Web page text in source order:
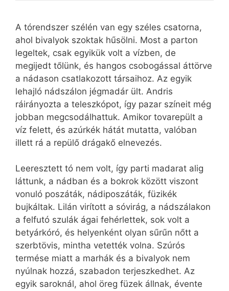
A tórendszer szélén van egy széles csatorna,
ahol bivalyok szoktak hűsölni. Most a parton
legeltek, csak egyikük volt a vízben, de
megijedt tőlünk, és hangos csobogással áttörve
a nádason csatlakozott társaihoz. Az egyik
lehajló nádszálon jégmadár ült. Andris
ráirányozta a teleszkópot, így pazar színeit még
jobban megcsodálhattuk. Amikor tovarepült a
víz felett, és azúrkék hátát mutatta, valóban
illett rá a repülő drágakő elnevezés.
Leeresztett tó nem volt, így parti madarat alig
láttunk, a nádban és a bokrok között viszont
vonuló poszáták, nádiposzáták, füzikék
bujkáltak. Lilán virított a sóvirág, a nádszálakon
a felfutó szulák ágai fehérlettek, sok volt a
betyárkóró, és helyenként olyan sűrűn nőtt a
szerbtövis, mintha vetették volna. Szúrós
termése miatt a marhák és a bivalyok nem
nyúlnak hozzá, szabadon terjeszkedhet. Az
egyik saroknál, ahol öreg füzek állnak, évente